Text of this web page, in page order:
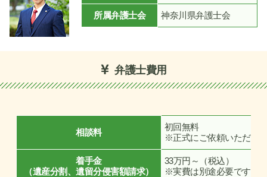
所属弁護士会 神奈川県弁護士会
弁護士費用
相談料
初回無料
※正式にご依頼いただく
着手金
（遺産分割、遺留分侵害額請求）
33万円～（税込）
※実費は別途必要です。